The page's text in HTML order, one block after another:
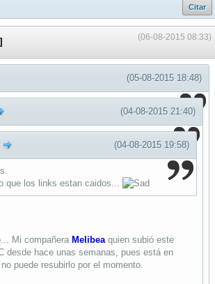
Citar
(06-08-2015 08:33)
]
(05-08-2015 18:48)
(04-08-2015 21:40)
(04-08-2015 19:58)
que los links estan caidos...
Mi compañera Melibeaquien subió este
desde hace unas semanas, pues está en
puede resubirlo por el momento.